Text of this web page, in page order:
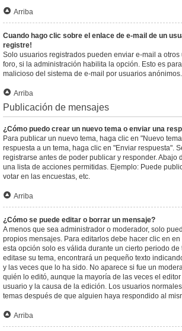
Arriba
Cuando hago clic sobre el enlace de e-mail de un
registre!
Solo usuarios registrados pueden enviar e-mail a otros
foro, si la administración habilita la opción. Esto es
malicioso del sistema de e-mail por usuarios anónimos.
Arriba
Publicación de mensajes
¿Cómo puedo crear un nuevo tema o enviar una
Para publicar un nuevo tema, haga clic en "Nuevo
respuesta a un tema, haga clic en "Enviar respuesta".
registrarse antes de poder publicar y responder. Abajo
una lista de acciones permitidas. Ejemplo: Puede
votar en las encuestas, etc.
Arriba
¿Cómo se puede editar o borrar un mensaje?
A menos que sea administrador o moderador, solo
propios mensajes. Para editarlos debe hacer clic en en
esta opción solo es válida durante un cierto periodo de
editase su tema, encontrará un pequeño texto
y las veces que lo ha sido. No aparece si fue un
quién lo editó, aunque la mayoría de las veces el
usuario y la causa de la edición. Los usuarios
temas después de que alguien haya respondido al
Arriba